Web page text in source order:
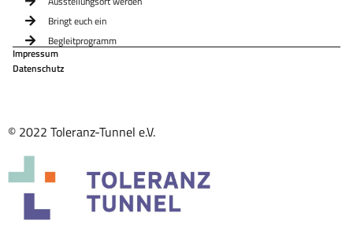
Bringt euch ein
Begleitprogramm
Impressum
Datenschutz
© 2022 Toleranz-Tunnel e.V.